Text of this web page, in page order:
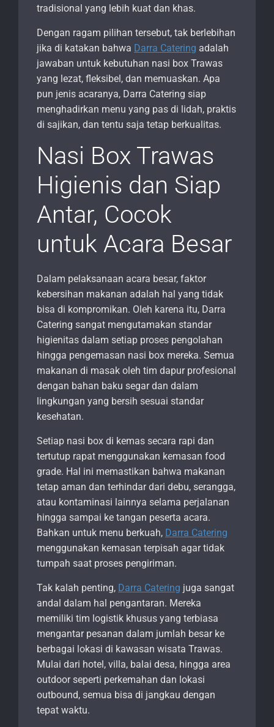
tradisional yang lebih kuat dan khas.
Dengan ragam pilihan tersebut, tak berlebihan
jika di katakan bahwa Darra Catering adalah
jawaban untuk kebutuhan nasi box Trawas
yang lezat, fleksibel, dan memuaskan. Apa
pun jenis acaranya, Darra Catering siap
menghadirkan menu yang pas di lidah, praktis
di sajikan, dan tentu saja tetap berkualitas.
Nasi Box Trawas
Higienis dan Siap
Antar, Cocok
untuk Acara Besar
Dalam pelaksanaan acara besar, faktor
kebersihan makanan adalah hal yang tidak
bisa di kompromikan. Oleh karena itu, Darra
Catering sangat mengutamakan standar
higienitas dalam setiap proses pengolahan
hingga pengemasan nasi box mereka. Semua
makanan di masak oleh tim dapur profesional
dengan bahan baku segar dan dalam
lingkungan yang bersih sesuai standar
kesehatan.
Setiap nasi box di kemas secara rapi dan
tertutup rapat menggunakan kemasan food
grade. Hal ini memastikan bahwa makanan
tetap aman dan terhindar dari debu, serangga,
atau kontaminasi lainnya selama perjalanan
hingga sampai ke tangan peserta acara.
Bahkan untuk menu berkuah, Darra Catering
menggunakan kemasan terpisah agar tidak
tumpah saat proses pengiriman.
Tak kalah penting, Darra Catering juga sangat
andal dalam hal pengantaran. Mereka
memiliki tim logistik khusus yang terbiasa
mengantar pesanan dalam jumlah besar ke
berbagai lokasi di kawasan wisata Trawas.
Mulai dari hotel, villa, balai desa, hingga area
outdoor seperti perkemahan dan lokasi
outbound, semua bisa di jangkau dengan
tepat waktu.